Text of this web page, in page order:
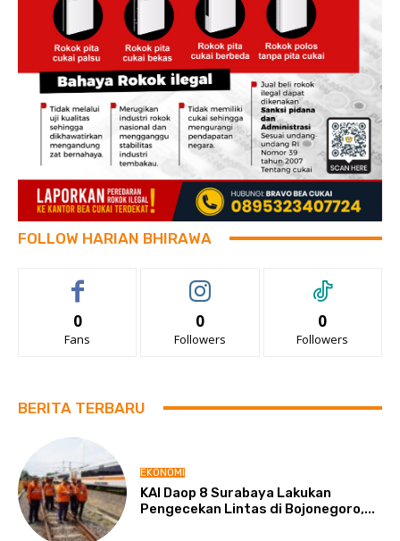
FOLLOW HARIAN BHIRAWA
0
Fans
0
Followers
0
Followers
BERITA TERBARU
EKONOMI
KAI Daop 8 Surabaya Lakukan
Pengecekan Lintas di Bojonegoro,...